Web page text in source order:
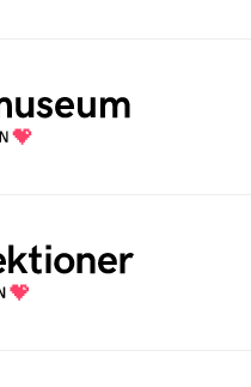
och kureras
färdiga lektioner